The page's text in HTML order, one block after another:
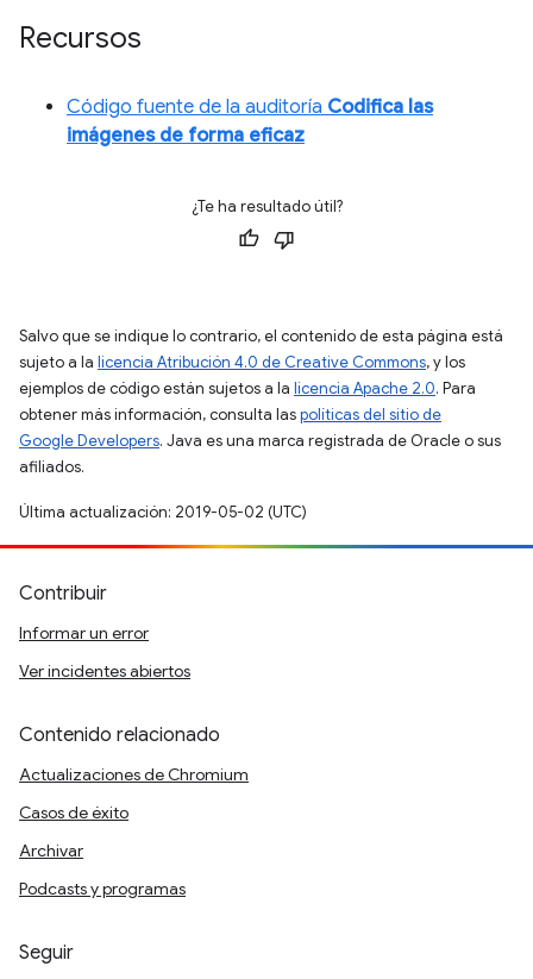
Recursos
Código fuente de la auditoría Codifica las
imágenes de forma eficaz
¿Te ha resultado útil?
Salvo que se indique lo contrario, el contenido de esta página está
sujeto a la licencia Atribución 4.0 de Creative Commons, y los
ejemplos de código están sujetos a la licencia Apache 2.0. Para
obtener más información, consulta laspolíticas del sitio de
Google Developers. Java es una marca registrada de Oracle o sus
afiliados.
Última actualización: 2019-05-02 (UTC)
Contribuir
Informar un error
Ver incidentes abiertos
Contenido relacionado
Actualizaciones de Chromium
Casos de éxito
Archivar
Podcasts y programas
Seguir